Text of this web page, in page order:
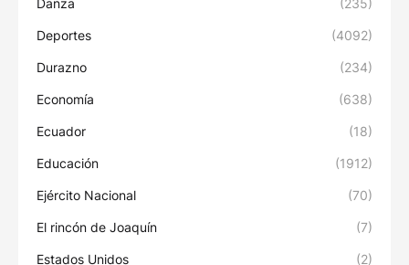
Danza (235)
Deportes (4092)
Durazno (234)
Economía (638)
Ecuador (18)
Educación (1912)
Ejército Nacional (70)
El rincón de Joaquín (7)
Estados Unidos (2)